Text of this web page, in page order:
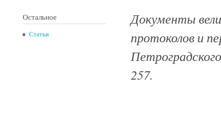
Остальное
Статьи
Документы
протоколов и
257.